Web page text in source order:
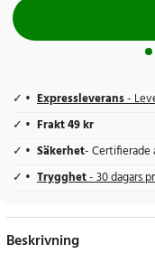
Expressleverans-
Frakt 49 kr
Säkerhet- Certifierade
Trygghet- 30 dagars
Beskrivning